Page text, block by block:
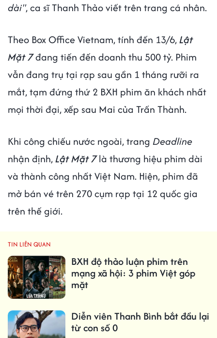
dài", ca sĩ Thanh Thảo viết trên trang cá nhân.
Theo Box Office Vietnam, tính đến 13/6,Lật
Mặt 7đang tiến đến doanh thu 500 tỷ. Phim
vẫn đang trụ tại rạp sau gần 1 tháng rưỡi ra
mắt, tạm đứng thứ 2 BXH phim ăn khách nhất
mọi thời đại, xếp sau Mai của Trấn Thành.
Khi công chiếu nước ngoài, trang Deadline
nhận định,Lật Mặt 7là thương hiệu phim dài
và thành công nhất Việt Nam. Hiện, phim đã
mở bán vé trên 270 cụm rạp tại 12 quốc gia
trên thế giới.
TIN LIÊN QUAN
BXH độ thảo luận phim trên
mạng xã hội: 3 phim Việt góp
mặt
Diễn viên Thanh Bình bắt đầu lại
từ con số 0